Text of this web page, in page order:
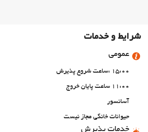
شرایط و خدمات
عمومی
15:00 :ساعت شروع پذیرش
11:00 ساعت پایان خروج
آسانسور
حیوانات خانگی مجاز نیست
خدمات پذیرش